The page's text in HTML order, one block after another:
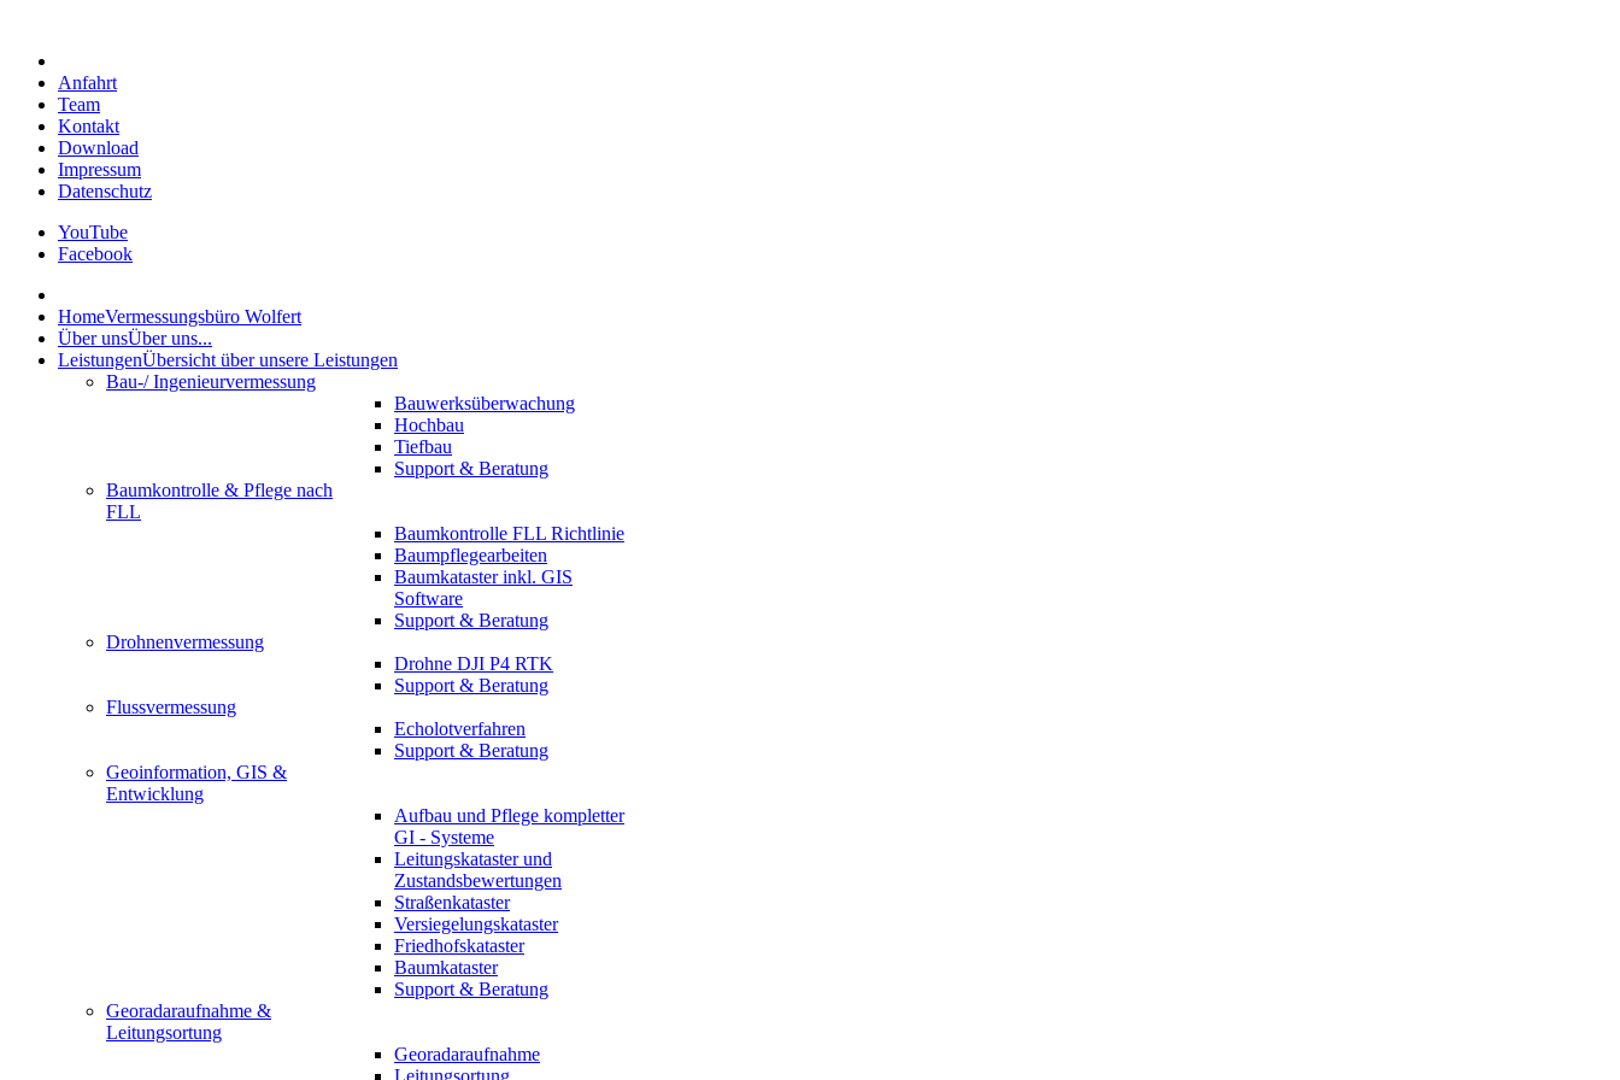
Anfahrt
Team
Kontakt
Download
Impressum
Datenschutz
YouTube
Facebook
HomeVermessungsbüro Wolfert
Über unsÜber uns...
LeistungenÜbersicht über unsere Leistungen
Bau-/ Ingenieurvermessung
Bauwerksüberwachung
Hochbau
Tiefbau
Support & Beratung
Baumkontrolle & Pflege nach
FLL
Baumkontrolle FLL Richtlinie
Baumpflegearbeiten
Baumkataster inkl. GIS
Software
Support & Beratung
Drohnenvermessung
Drohne DJI P4 RTK
Support & Beratung
Flussvermessung
Echolotverfahren
Support & Beratung
Geoinformation, GIS &
Entwicklung
Aufbau und Pflege kompletter
GI - Systeme
Leitungskataster und
Zustandsbewertungen
Straßenkataster
Versiegelungskataster
Friedhofskataster
Baumkataster
Support & Beratung
Georadaraufnahme &
Leitungsortung
Georadaraufnahme
Leitungsortung